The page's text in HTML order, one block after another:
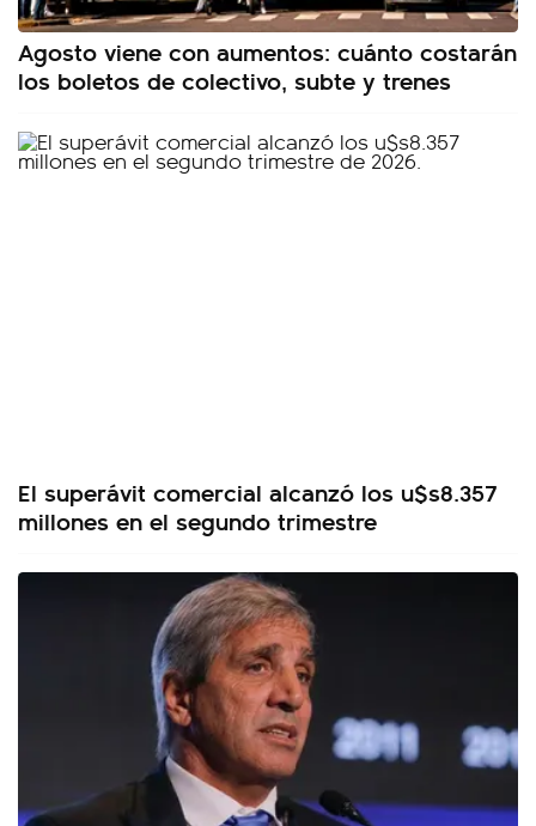
Agosto viene con aumentos: cuánto costarán
los boletos de colectivo, subte y trenes
El superávit comercial alcanzó los u$s8.357
millones en el segundo trimestre